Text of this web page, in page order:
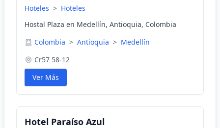
Hoteles > Hoteles
Hostal Plaza en Medellín, Antioquia, Colombia
Colombia > Antioquia > Medellín
Cr57 58-12
Ver Más
Hotel Paraíso Azul